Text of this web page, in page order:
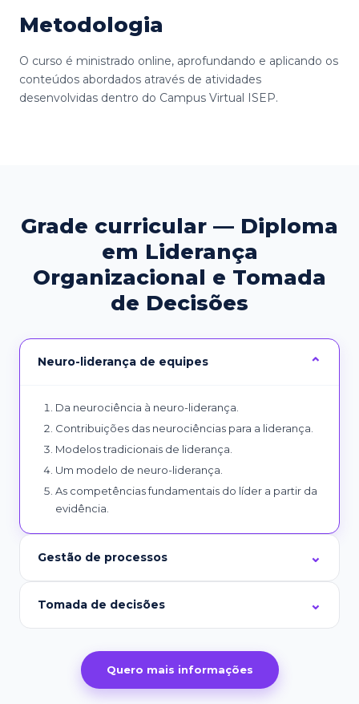
Metodologia
O curso é ministrado online, aprofundando e aplicando os
conteúdos abordados através de atividades
desenvolvidas dentro do Campus Virtual ISEP.
Grade curricular — Diploma
em Liderança
Organizacional e Tomada
de Decisões
Neuro-liderança de equipes
Da neurociência à neuro-liderança.
Contribuições das neurociências para a liderança.
Modelos tradicionais de liderança.
Um modelo de neuro-liderança.
As competências fundamentais do líder a partir da
evidência.
Gestão de processos
Tomada de decisões
Quero mais informações